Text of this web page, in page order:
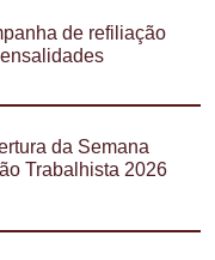
de refiliação
da Semana
Trabalhista 2026